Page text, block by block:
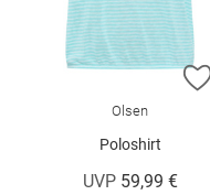
Olsen
Poloshirt
UVP 59,99 €